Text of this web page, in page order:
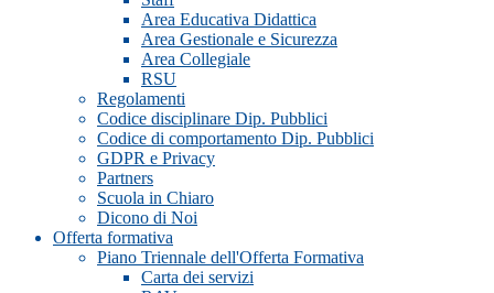
Area Educativa Didattica
Area Gestionale e Sicurezza
Area Collegiale
RSU
Regolamenti
Codice disciplinare Dip. Pubblici
Codice di comportamento Dip. Pubblici
GDPR e Privacy
Partners
Scuola in Chiaro
Dicono di Noi
Offerta formativa
Piano Triennale dell'Offerta Formativa
Carta dei servizi